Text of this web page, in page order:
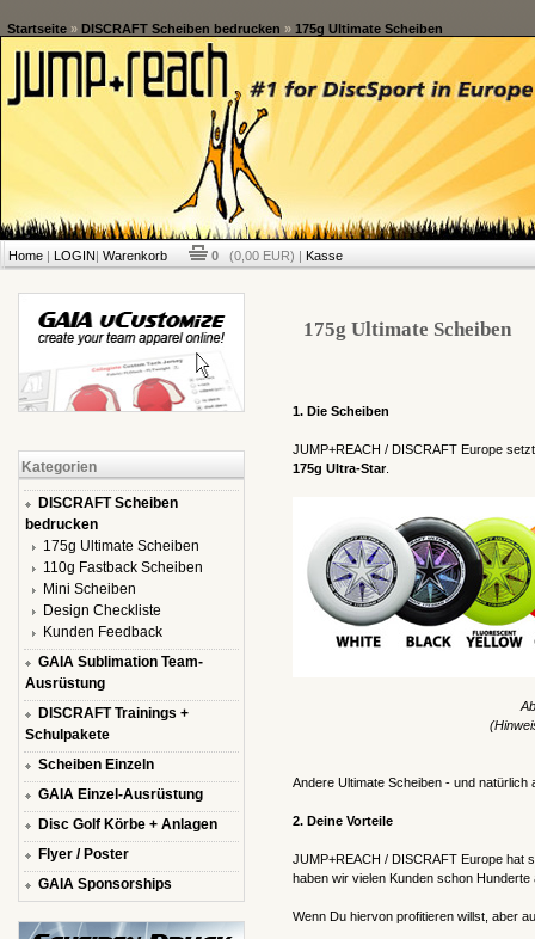
Startseite » DISCRAFT Scheiben bedrucken » 175g Ultimate Scheiben
Home | LOGIN| Warenkorb 0 (0,00 EUR) | Kasse
Kategorien
DISCRAFT Scheiben
bedrucken
175g Ultimate Scheiben
110g Fastback Scheiben
Mini Scheiben
Design Checkliste
Kunden Feedback
GAIA Sublimation Team-
Ausrüstung
DISCRAFT Trainings +
Schulpakete
Scheiben Einzeln
GAIA Einzel-Ausrüstung
Disc Golf Körbe + Anlagen
Flyer / Poster
GAIA Sponsorships
175g Ultimate Scheiben
1. Die Scheiben
JUMP+REACH / DISCRAFT Europe
175g Ultra-Star.
Andere Ultimate Scheiben - und
2. Deine Vorteile
JUMP+REACH / DISCRAFT Europe hat
haben wir vielen Kunden schon
Wenn Du hiervon profitieren willst, aber